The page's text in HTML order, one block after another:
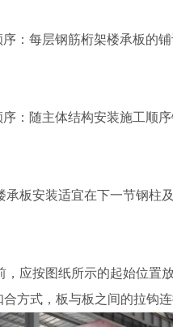
：每层钢筋桁架楼承板的
：随主体结构安装施工顺
承板安装适宜在下一节钢柱
，应按图纸所示的起始位置
方式，板与板之间的拉钩